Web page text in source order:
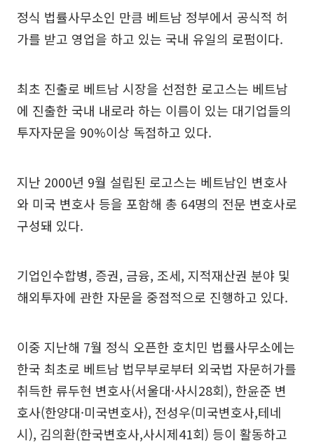
정식 법률사무소인 만큼 베트남 정부에서 공식적 허
가를 받고 영업을 하고 있는 국내 유일의 로펌이다.
최초 진출로 베트남 시장을 선점한 로고스는 베트남
에 진출한 국내 내로라 하는 이름이 있는 대기업들의
투자자문을 90%이상 독점하고 있다.
지난 2000년 9월 설립된 로고스는 베트남인 변호사
와 미국 변호사 등을 포함해 총 64명의 전문 변호사로
구성돼 있다.
기업인수합병, 증권, 금융, 조세, 지적재산권 분야 및
해외투자에 관한 자문을 중점적으로 진행하고 있다.
이중 지난해 7월 정식 오픈한 호치민 법률사무소에는
한국 최초로 베트남 법무부로부터 외국법 자문허가를
취득한 류두현 변호사(서울대·사시28회), 한윤준 변
호사(한양대·미국변호사), 전성우(미국변호사,테네
시), 김의환(한국변호사,사시제41회) 등이 활동하고